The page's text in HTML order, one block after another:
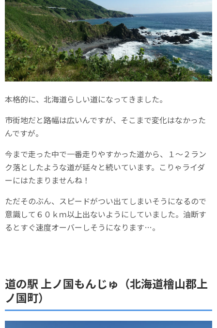
本格的に、北海道らしい道になってきました。
市街地だと路幅は広いんですが、そこまで変化はなかった
んですが。
今まで走った中で一番走りやすかった道から、１～２ラン
ク落としたような道が延々と続いています。こりゃライダ
ーにはたまりませんね！
ただそのぶん、スピードがつい出てしまいそうになるので
意識して６０ｋｍ以上出ないようにしていました。油断す
るとすぐ速度オーバーしそうになります…。
道の駅 上ノ国もんじゅ（北海道檜山郡上
ノ国町）